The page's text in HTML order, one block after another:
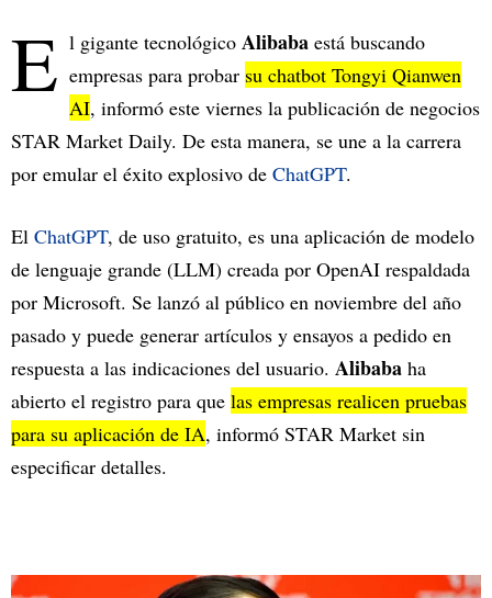
E l gigante tecnológico Alibaba está buscando
empresas para probar su chatbot Tongyi Qianwen
AI, informó este viernes la publicación de negocios
STAR Market Daily. De esta manera, se une a la carrera
por emular el éxito explosivo de ChatGPT.
El ChatGPT, de uso gratuito, es una aplicación de modelo
de lenguaje grande (LLM) creada por OpenAI respaldada
por Microsoft. Se lanzó al público en noviembre del año
pasado y puede generar artículos y ensayos a pedido en
respuesta a las indicaciones del usuario. Alibaba ha
abierto el registro para que las empresas realicen pruebas
para su aplicación de IA, informó STAR Market sin
especificar detalles.